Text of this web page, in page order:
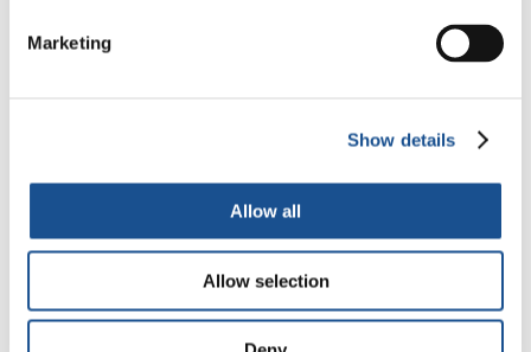
Marketing
Show details
Allow all
Allow selection
Ecco alcune, delle tante storie della SMU 2026:
1000 giovani, in Italia, per il 1 maggio a
pace e l’unità attraverso la Run4Unity. Nel
Regno Unito, a Welwyn Garden City, domenica
3 maggio, la Run4Unity ha visto circa 40
ragazzi, insieme agli adulti, vivere il Time-Out
con il Burundi e pregare per i paesi in guerra,
costruendo i mandala con le bandiere di questi